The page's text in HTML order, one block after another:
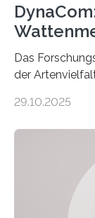
Das
der
Oldenburg
Ökosystem
verlässlich
„DynaCom“:
(DFG) fördert
29.10.2025